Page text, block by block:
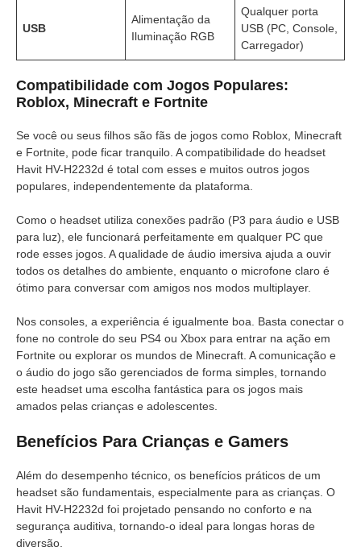
USB
Alimentação da
Iluminação RGB
Qualquer porta
USB (PC, Console,
Carregador)
Compatibilidade com Jogos Populares:
Roblox, Minecraft e Fortnite
Se você ou seus filhos são fãs de jogos como Roblox, Minecraft
e Fortnite, pode ficar tranquilo. A compatibilidade do headset
Havit HV-H2232d é total com esses e muitos outros jogos
populares, independentemente da plataforma.
Como o headset utiliza conexões padrão (P3 para áudio e USB
para luz), ele funcionará perfeitamente em qualquer PC que
rode esses jogos. A qualidade de áudio imersiva ajuda a ouvir
todos os detalhes do ambiente, enquanto o microfone claro é
ótimo para conversar com amigos nos modos multiplayer.
Nos consoles, a experiência é igualmente boa. Basta conectar o
fone no controle do seu PS4 ou Xbox para entrar na ação em
Fortnite ou explorar os mundos de Minecraft. A comunicação e
o áudio do jogo são gerenciados de forma simples, tornando
este headset uma escolha fantástica para os jogos mais
amados pelas crianças e adolescentes.
Benefícios Para Crianças e Gamers
Além do desempenho técnico, os benefícios práticos de um
headset são fundamentais, especialmente para as crianças. O
Havit HV-H2232d foi projetado pensando no conforto e na
segurança auditiva, tornando-o ideal para longas horas de
diversão.